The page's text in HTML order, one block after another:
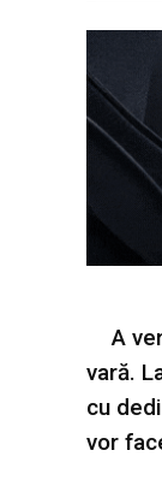
A
vară.
cu
vor